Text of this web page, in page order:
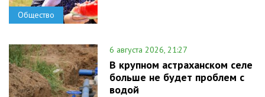
Общество
6 августа 2026, 21:27
В крупном астраханском селе
больше не будет проблем с
водой